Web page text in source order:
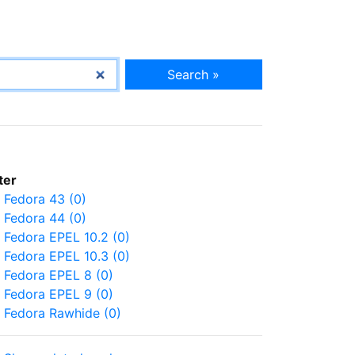
Search »
Fedora 43 (0)
Fedora 44 (0)
Fedora EPEL 10.2 (0)
Fedora EPEL 10.3 (0)
Fedora EPEL 8 (0)
Fedora EPEL 9 (0)
Fedora Rawhide (0)